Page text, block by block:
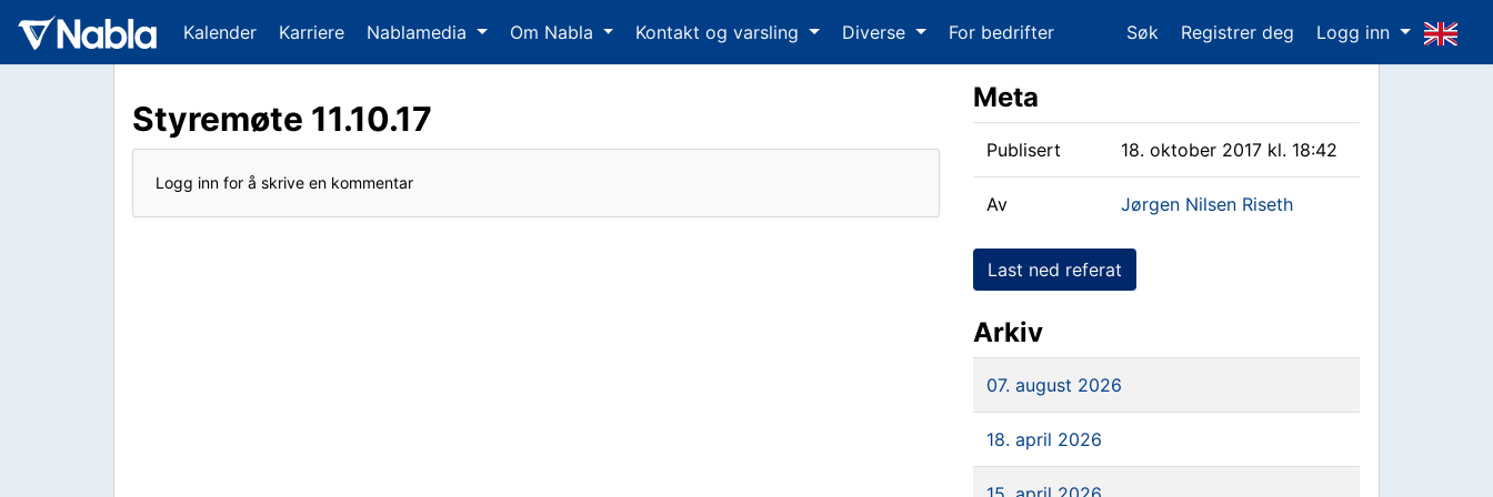
Kalender Karriere Nablamedia Om Nabla Kontakt og varsling Diverse For bedrifter Søk Registrer deg Logg inn
Styremøte 11.10.17
Logg inn for å skrive en kommentar
Meta
Publisert 18. oktober 2017 kl. 18:42
Av Jørgen Nilsen Riseth
Last ned referat
Arkiv
07. august 2026
18. april 2026